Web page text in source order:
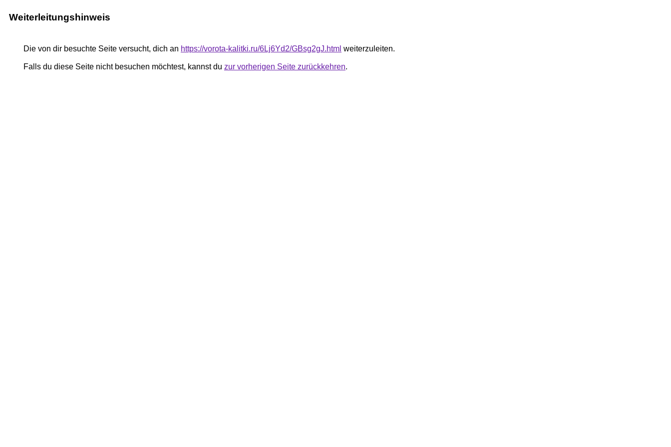
Weiterleitungshinweis
Die von dir besuchte Seite versucht, dich an https://vorota-kalitki.ru/6Lj6Yd2/GBsg2gJ.html weiterzuleiten.
Falls du diese Seite nicht besuchen möchtest, kannst du zur vorherigen Seite zurückkehren.